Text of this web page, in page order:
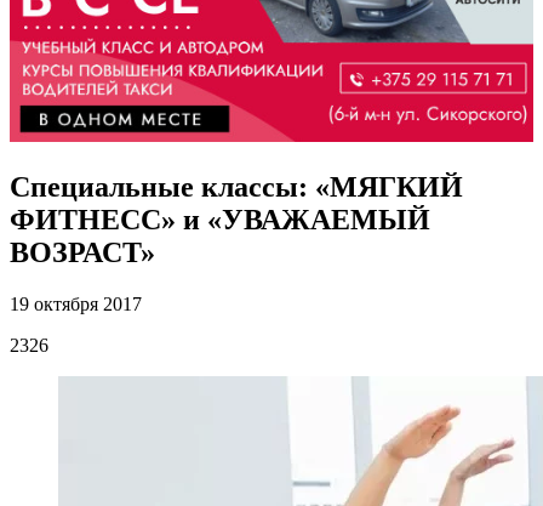
Специальные классы: «МЯГКИЙ
ФИТНЕСС» и «УВАЖАЕМЫЙ
ВОЗРАСТ»
19 октября 2017
2326